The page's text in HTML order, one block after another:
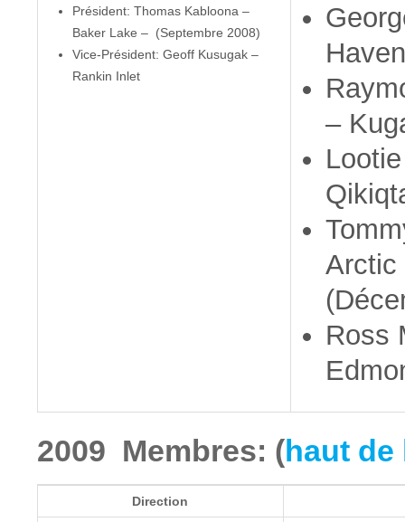
Président: Thomas Kabloona –
Baker Lake – (Septembre 2008)
Vice-Président: Geoff Kusugak –
Rankin Inlet
Haven
–
Arctic
Ross
2009 Membres: (haut de
Direction